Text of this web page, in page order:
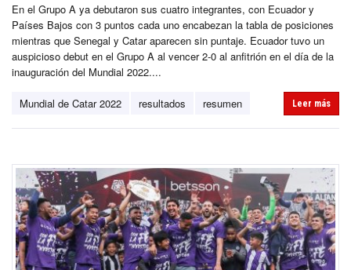
En el Grupo A ya debutaron sus cuatro integrantes, con Ecuador y
Países Bajos con 3 puntos cada uno encabezan la tabla de posiciones
mientras que Senegal y Catar aparecen sin puntaje. Ecuador tuvo un
auspicioso debut en el Grupo A al vencer 2-0 al anfitrión en el día de la
inauguración del Mundial 2022....
Mundial de Catar 2022 resultados resumen Leer más